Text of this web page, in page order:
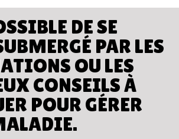
DE SE
PAR LES
OU LES
CONSEILS À
POUR GÉRER